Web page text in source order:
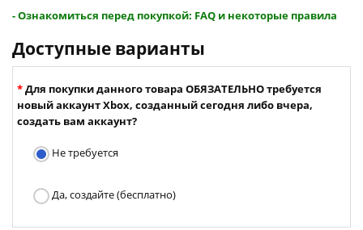
- Ознакомиться перед покупкой: FAQ и некоторые правила
Доступные варианты
Для покупки данного товара ОБЯЗАТЕЛЬНО требуется
новый аккаунт Xbox, созданный сегодня либо вчера,
создать вам аккаунт?
Не требуется
Да, создайте (бесплатно)